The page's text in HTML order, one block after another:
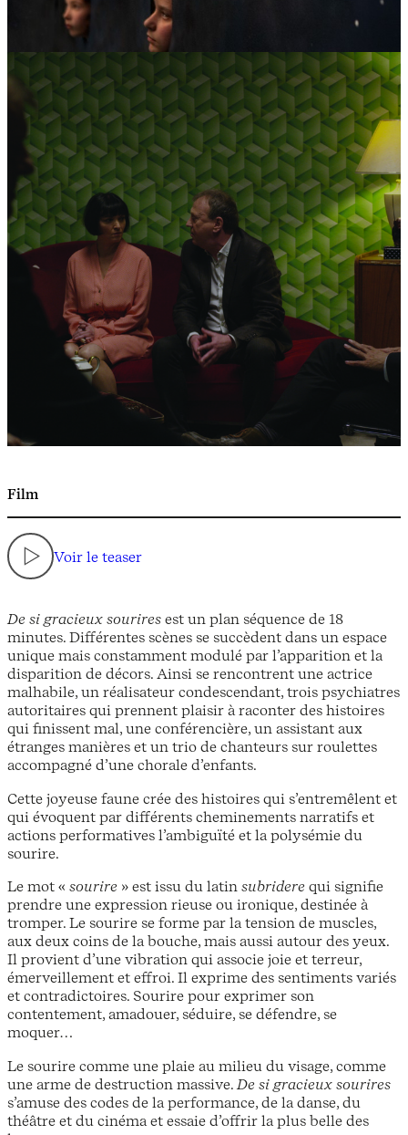
Film
Voir le teaser
De si gracieux sourires est un plan séquence de 18
minutes. Différentes scènes se succèdent dans un espace
unique mais constamment modulé par l’apparition et la
disparition de décors. Ainsi se rencontrent une actrice
malhabile, un réalisateur condescendant, trois psychiatres
autoritaires qui prennent plaisir à raconter des histoires
qui finissent mal, une conférencière, un assistant aux
étranges manières et un trio de chanteurs sur roulettes
accompagné d’une chorale d’enfants.
Cette joyeuse faune crée des histoires qui s’entremêlent et
qui évoquent par différents cheminements narratifs et
actions performatives l’ambiguïté et la polysémie du
sourire.
Le mot « sourire » est issu du latin subridere qui signifie
prendre une expression rieuse ou ironique, destinée à
tromper. Le sourire se forme par la tension de muscles,
aux deux coins de la bouche, mais aussi autour des yeux.
Il provient d’une vibration qui associe joie et terreur,
émerveillement et effroi. Il exprime des sentiments variés
et contradictoires. Sourire pour exprimer son
contentement, amadouer, séduire, se défendre, se
moquer…
Le sourire comme une plaie au milieu du visage, comme
une arme de destruction massive. De si gracieux sourires
s’amuse des codes de la performance, de la danse, du
théâtre et du cinéma et essaie d’offrir la plus belle des